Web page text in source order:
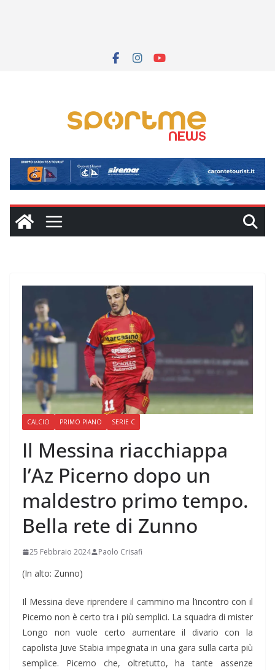
CALCIO PRIMO PIANO SERIE C
Il Messina riacchiappa
l’Az Picerno dopo un
maldestro primo tempo.
Bella rete di Zunno
25 Febbraio 2024 Paolo Crisafi
(In alto: Zunno)
Il Messina deve riprendere il cammino ma l’incontro con il
Picerno non è certo tra i più semplici. La squadra di mister
Longo non vuole certo aumentare il divario con la
capolista Juve Stabia impegnata in una gara sulla carta più
semplice. Picerno che, oltretutto, ha tante assenze